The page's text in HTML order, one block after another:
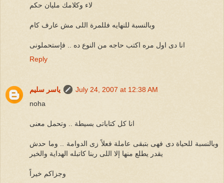
لاء وكلامك مليان حكم
وبالنسبة للنهايه فللمرة اللى مش عارف كام
انا دى اول مره اكتب حاجه من النوع ده .. فإستحملونى
Reply
ياسر سليم
July 24, 2007 at 12:38 AM
noha
انا كل كتاباتى بسيطة .. وتحمل معنى
وبالنسبة للحياة دى فهى بتبقى عاملة فعلاً زى الدوامة .. وما حدش
يقدر يطلع منها إلا اللى ربنا كاتبله الهداية والخير
وجزاكم خيراً